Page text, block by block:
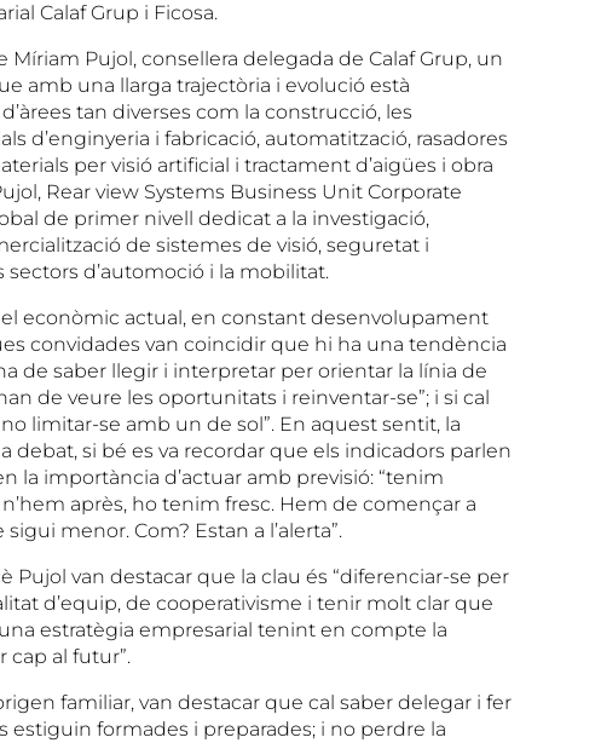
Calaf Grup i Ficosa.
Pujol, consellera delegada de Calaf Grup, un
amb una llarga trajectòria i evolució està
tan diverses com la construcció, les
d’enginyeria i fabricació, automatització, rasadores
per visió artificial i tractament d’aigües i obra
Rear view Systems Business Unit Corporate
de primer nivell dedicat a la investigació,
de sistemes de visió, seguretat i
d’automoció i la mobilitat.
econòmic actual, en constant desenvolupament
convidades van coincidir que hi ha una tendència
de saber llegir i interpretar per orientar la línia de
de veure les oportunitats i reinventar-se”; i si cal
limitar-se amb un de sol”. En aquest sentit, la
debat, si bé es va recordar que els indicadors parlen
la importància d’actuar amb previsió: “tenim
après, ho tenim fresc. Hem de començar a
menor. Com? Estan a l’alerta”.
Pujol van destacar que la clau és “diferenciar-se per
d’equip, de cooperativisme i tenir molt clar que
estratègia empresarial tenint en compte la
cap al futur”.
familiar, van destacar que cal saber delegar i fer
estiguin formades i preparades; i no perdre la